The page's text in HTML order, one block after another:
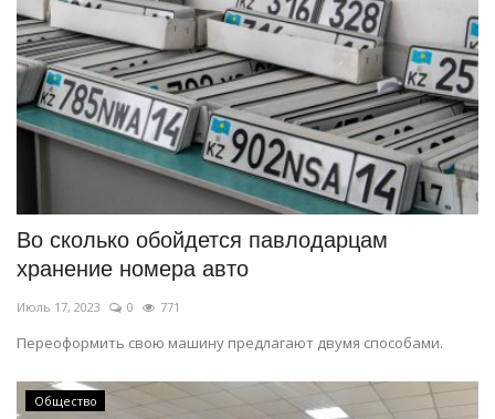
Во сколько обойдется павлодарцам
хранение номера авто
Июль 17, 2023 0 771
Переоформить свою машину предлагают двумя способами.
Общество